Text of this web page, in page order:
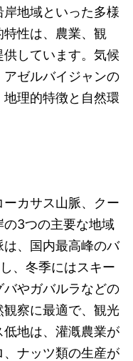
地域といった多様
性は、農業、観
しています。気候
ゼルバイジャンの
理的特徴と自然環
カサス山脈、クー
の3つの主要な地域
、国内最高峰のバ
、冬季にはスキー
バやガバルラなどの
察に最適で、観光
地は、灌漑農業が
ナッツ類の生産が